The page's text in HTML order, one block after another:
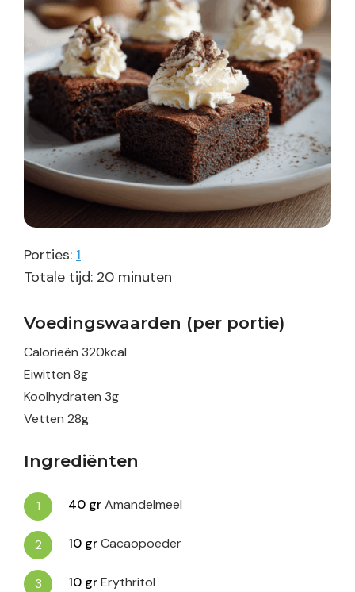
Porties: 1
Totale tijd: 20minuten
minuten
Voedingswaarden (per portie)
Calorieën 320kcal
Eiwitten 8g
Koolhydraten 3g
Vetten 28g
Ingrediënten
40 grAmandelmeel
10 grCacaopoeder
10 grErythritol